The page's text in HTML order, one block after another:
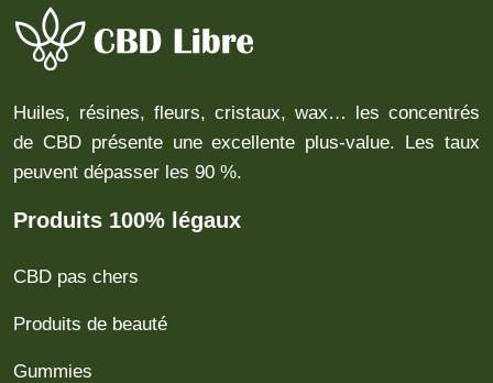
Huiles, résines, fleurs, cristaux, wax… les concentrés
de CBD présente une excellente plus-value. Les taux
peuvent dépasser les 90 %.
Produits 100% légaux
CBD pas chers
Produits de beauté
Gummies